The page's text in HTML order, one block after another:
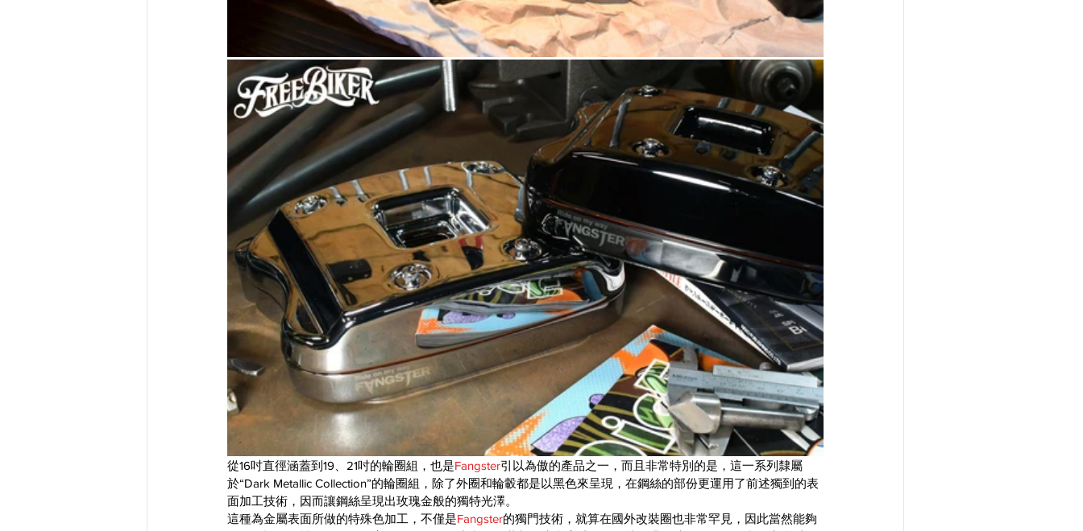
從16吋直徑涵蓋到19、21吋的輪圈組，也是Fangster引以為傲的產品之一，而且非常特別的是，這一系列隸屬
於“Dark Metallic Collection”的輪圈組，除了外圈和輪轂都是以黑色來呈現，在鋼絲的部份更運用了前述獨到的表
面加工技術，因而讓鋼絲呈現出玫瑰金般的獨特光澤。
這種為金屬表面所做的特殊色加工，不僅是Fangster的獨門技術，就算在國外改裝圈也非常罕見，因此當然能夠